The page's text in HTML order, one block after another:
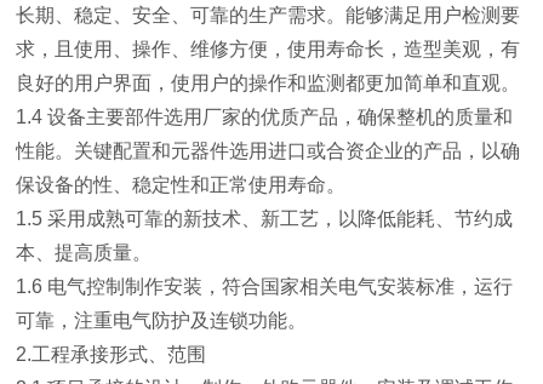
长期、稳定、安全、可靠的生产需求。能够满足用户检测要
求，且使用、操作、维修方便，使用寿命长，造型美观，有
良好的用户界面，使用户的操作和监测都更加简单和直观。
1.4 设备主要部件选用厂家的优质产品，确保整机的质量和
性能。关键配置和元器件选用进口或合资企业的产品，以确
保设备的性、稳定性和正常使用寿命。
1.5 采用成熟可靠的新技术、新工艺，以降低能耗、节约成
本、提高质量。
1.6 电气控制制作安装，符合国家相关电气安装标准，运行
可靠，注重电气防护及连锁功能。
2.工程承接形式、范围